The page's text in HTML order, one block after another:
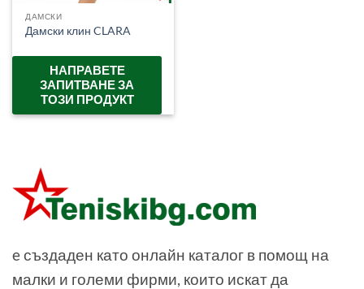
ДАМСКИ
Дамски клин CLARA
НАПРАВЕТЕ
ЗАПИТВАНЕ ЗА
ТОЗИ ПРОДУКТ
e създаден като онлайн каталог в помощ на
малки и големи фирми, които искат да